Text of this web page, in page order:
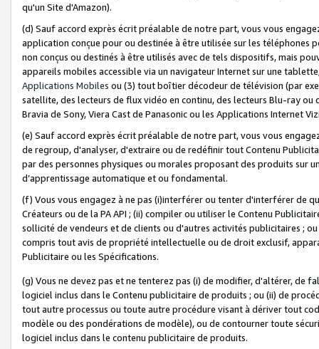
qu'un Site d'Amazon).
(d) Sauf accord exprès écrit préalable de notre part, vous vous
application conçue pour ou destinée à être utilisée sur les téléphones
non conçus ou destinés à être utilisés avec de tels dispositifs, mais
appareils mobiles accessible via un navigateur Internet sur une
Applications Mobiles ou (3) tout boîtier décodeur de télévision (par
satellite, des lecteurs de flux vidéo en continu, des lecteurs Blu-ray
Bravia de Sony, Viera Cast de Panasonic ou les Applications Internet
(e) Sauf accord exprès écrit préalable de notre part, vous vous
de regroup, d'analyser, d'extraire ou de redéfinir tout Contenu
par des personnes physiques ou morales proposant des produits sur
d’apprentissage automatique et ou fondamental.
(f) Vous vous engagez à ne pas (i)interférer ou tenter d'interférer de
Créateurs ou de la PA API ; (ii) compiler ou utiliser le Contenu
sollicité de vendeurs et de clients ou d'autres activités publicitaires ;
compris tout avis de propriété intellectuelle ou de droit exclusif,
Publicitaire ou les Spécifications.
(g) Vous ne devez pas et ne tenterez pas (i) de modifier, d'altérer, de
logiciel inclus dans le Contenu publicitaire de produits ; ou (ii) de
tout autre processus ou toute autre procédure visant à dériver tout
modèle ou des pondérations de modèle), ou de contourner toute
logiciel inclus dans le contenu publicitaire de produits.